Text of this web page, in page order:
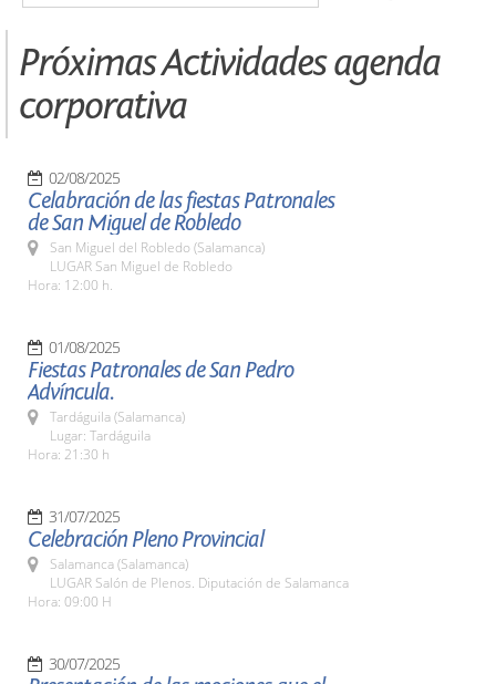
Próximas Actividades agenda
corporativa
02/08/2025
Celabración de las fiestas Patronales
de San Miguel de Robledo
San Miguel del Robledo (Salamanca)
LUGAR San Miguel de Robledo
Hora: 12:00 h.
01/08/2025
Fiestas Patronales de San Pedro
Advíncula.
Tardáguila (Salamanca)
Lugar: Tardáguila
Hora: 21:30 h
31/07/2025
Celebración Pleno Provincial
Salamanca (Salamanca)
LUGAR Salón de Plenos. Diputación de Salamanca
Hora: 09:00 H
30/07/2025